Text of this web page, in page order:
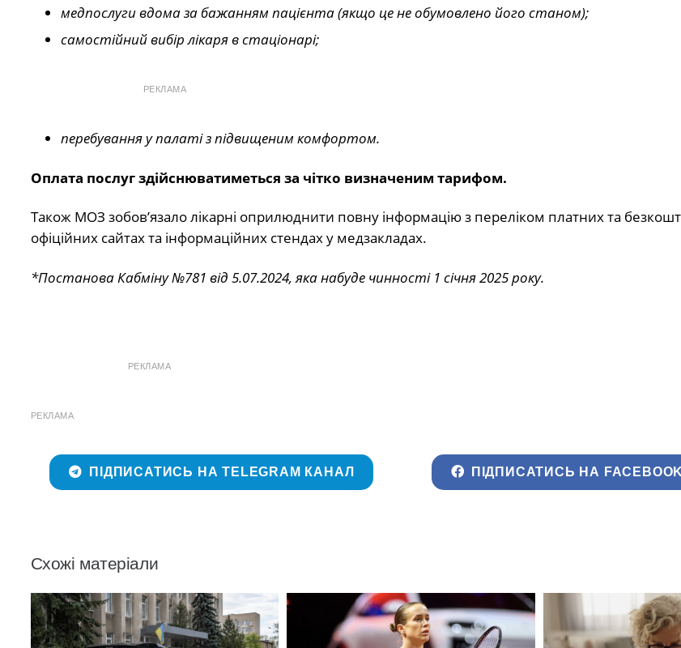
медпослуги вдома за бажанням пацієнта (якщо це не обумовлено його станом);
самостійний вибір лікаря в стаціонарі;
РЕКЛАМА
перебування у палаті з підвищеним комфортом.
Оплата послуг здійснюватиметься за чітко визначеним тарифом.
Також МОЗ зобов’язало лікарні оприлюднити повну інформацію з переліком платних та
офіційних сайтах та інформаційних стендах у медзакладах.
*Постанова Кабміну№781 від 5.07.2024, яка набуде чинності 1 січня 2025 року.
РЕКЛАМА
РЕКЛАМА
ПІДПИСАТИСЬ НА TELEGRAM КАНАЛ ПІДПИСАТИСЬ НА
Схожі матеріали